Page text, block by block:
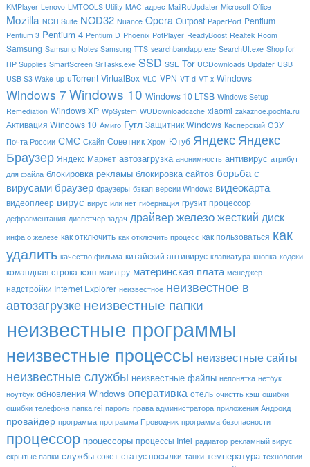
KMPlayer Lenovo LMTOOLS Utility MAC-адрес MailRuUpdater Microsoft Office
Mozilla NCH Suite NOD32 Nuance Opera Outpost PaperPort Pentium
Pentium 3 Pentium 4 Pentium D Phoenix PotPlayer ReadyBoost Realtek Room
Samsung Samsung Notes Samsung TTS searchbandapp.exe SearchUI.exe Shop for
HP Supplies SmartScreen SrTasks.exe SSD SSE Tor UCDownloads Updater USB
USB S3 Wake-up uTorrent VirtualBox VLC VPN VT-d VT-x Windows
Windows 7 Windows 10 Windows 10 LTSB Windows Setup
Remediation Windows XP WpSystem WUDownloadcache xiaomi zakaznoe.pochta.ru
Активация Windows 10 Амиго Гугл Защитник Windows Касперский ОЗУ
Почта России СМС Скайп Советник Хром Ютуб Яндекс Яндекс
Браузер Яндекс Маркет автозагрузка анонимность антивирус атрибут
для файла блокировка рекламы блокировка сайтов борьба с
вирусами браузер браузеры бэкап версии Windows видеокарта
видеоплеер вирус вирус или нет гибернация грузит процессор
дефрагментация диспетчер задач драйвержелезожесткий диск
инфа о железе как отключить как отключить процесс как пользоваться как
удалить качество фильма китайский антивирус клавиатура кнопка кодеки
командная строка кэш маил ру материнская плата менеджер
надстройки Internet Explorer неизвестное неизвестное в
автозагрузкенеизвестные папки
неизвестные программы
неизвестные процессы неизвестные сайты
неизвестные службы неизвестные файлы непонятка нетбук
ноутбук обновления Windows оперативка отель очистть кэш ошибки
ошибки телефона папка rei пароль права администратора приложения Андроид
провайдер программа программа Проводник программа безопасности
процессор процессоры процессы Intel радиатор рекламный вирус
скрытые папки службы сокет статус посылки танки температура технологии